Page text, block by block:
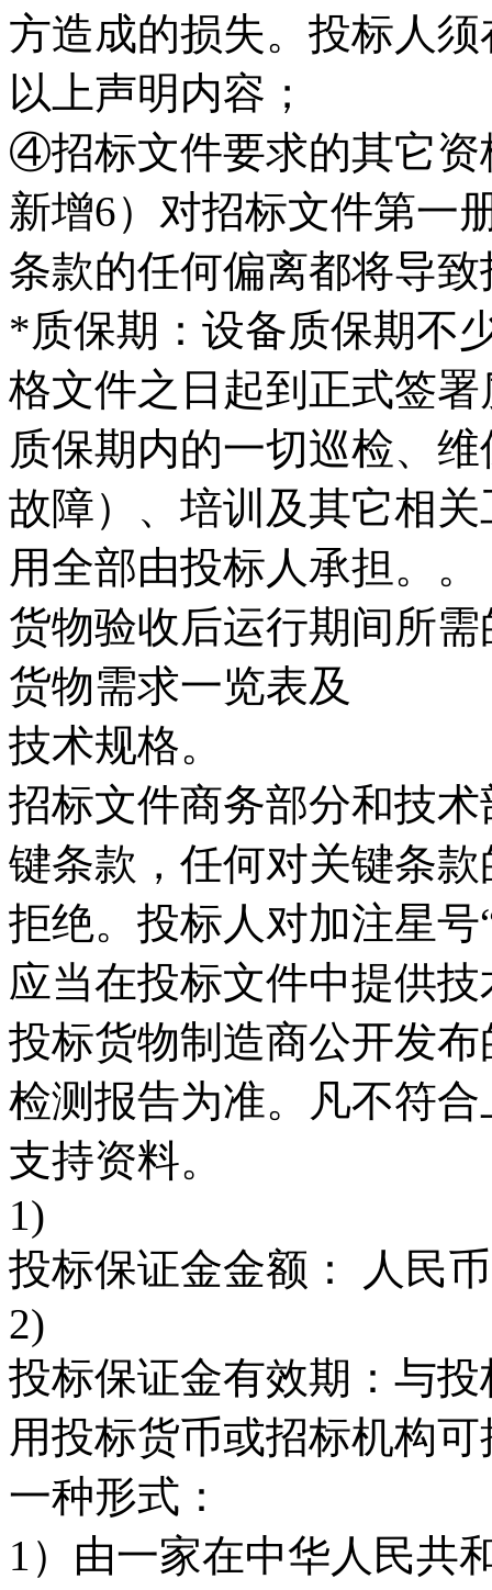
方造成的损失。投标人
以上声明内容；
④招标文件要求的其它资
新增6）对招标文件第一
条款的任何偏离都将导
*质保期：设备质保期不
格文件之日起到正式签
质保期内的一切巡检、
故障）、培训及其它相
用全部由投标人承担。。
货物验收后运行期间所
货物需求一览表及
技术规格。
招标文件商务部分和技
键条款，任何对关键条
拒绝。投标人对加注星
应当在投标文件中提供
投标货物制造商公开发
检测报告为准。凡不符
支持资料。
1)
投标保证金金额： 人民
2)
投标保证金有效期：与
用投标货币或招标机构
一种形式：
1）由一家在中华人民共